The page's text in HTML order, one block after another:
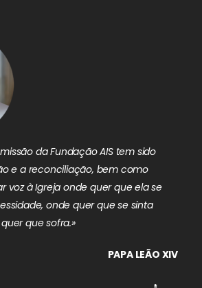
da Fundação AIS tem sido
e a reconciliação, bem como
voz à Igreja onde quer que ela se
onde quer que se sinta
que sofra.»
PAPA LEÃO XIV